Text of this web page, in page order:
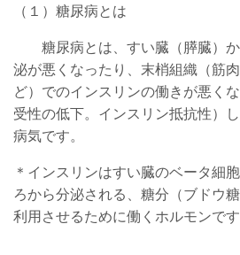
（１）糖尿病とは
糖尿病とは、すい臓（膵臓）か
泌が悪くなったり、末梢組織（筋
ど）でのインスリンの働きが悪く
受性の低下。インスリン抵抗性）
病気です。
＊ インスリンはすい臓のベータ細
ろから分泌される、糖分（ブドウ
利用させるために働くホルモンです